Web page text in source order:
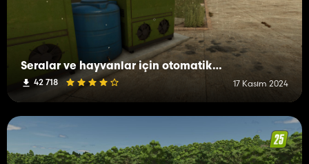
Seralar ve hayvanlar için otomatik su deposu
42 718 17 Kasım 2024